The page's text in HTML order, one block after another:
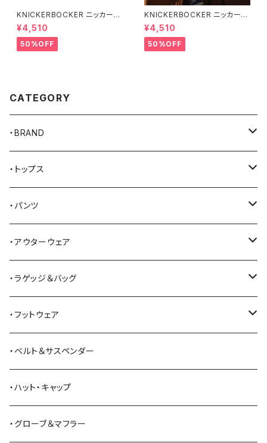
KNICKERBOCKER ニッカーボ
ッカー MILK ハンプトン Tシャ
ツ
¥4,510
50%OFF
KNICKERBOCKER ニッカーボ
ッカー GREEN ハンプトン Tシ
ャツ
¥4,510
50%OFF
CATEGORY
・BRAND
AKER
Alden
ALFONSO'S OF HOLLYWOOD LEATHER
All American Khakis
American Optical
ANDERSON BEAN BOOT CO.
Bass Pro Shops
BATTLE LAKE
・トップス
Tシャツ
シャツ
ベスト
セーター
スウェットシャツ
カーディガン
パーカー
・パンツ
ジーンズ
ワークパンツ
オーバーオール
ミリタリーパンツ
ツナギ
ジャージ・スウェット
・アウターウェア
コート
ジャケット
ベスト
・ラゲッジ＆バッグ
トートバッグ
ショルダーバッグ
リュック・バックパック
ボストンバッグ・ダッフルバッグ
・フットウェア
ブーツ
スニーカー
サンダル
・ベルト＆サスペンダー
・ハット・キャップ
・グローブ＆マフラー